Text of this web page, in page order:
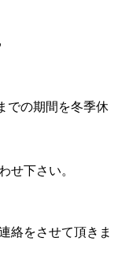
での期間を冬季休
せ下さい。
絡をさせて頂きま